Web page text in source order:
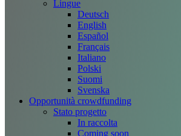
Lingue
Deutsch
English
Español
Français
Italiano
Polski
Suomi
Svenska
Opportunità crowdfunding
Stato progetto
In raccolta
Coming soon